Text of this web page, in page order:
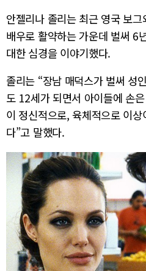
안젤리나 졸리는 최근 영국 보
배우로 활약하는 가운데 벌써 6
대한 심경을 이야기했다.
졸리는 “장남 매덕스가 벌써 성
도 12세가 되면서 아이들에 손
이 정신적으로, 육체적으로 이
다”고 말했다.